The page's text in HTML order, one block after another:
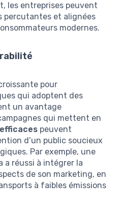
les entreprises peuvent
percutantes et alignées
modernes.
pour
qui adoptent des
un avantage
qui mettent en
peuvent
d’un public soucieux
Par exemple, une
a réussi à intégrer la
de son marketing, en
à faibles émissions